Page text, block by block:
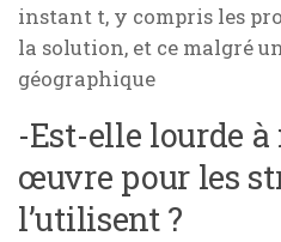
instant t, y compris les
la solution, et ce malgré
géographique
-Est-elle lourde
œuvre pour les
l’utilisent ?